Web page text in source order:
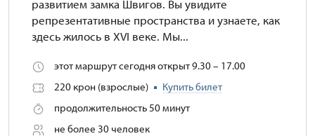
развитием замка Швигов. Вы увидите
репрезентативные пространства и узнаете, как
здесь жилось в XVI веке. Мы...
этот маршрут сегодня открыт 9.30 – 17.00
220 крон (взрослые)
Купить билет
продолжительность 50 минут
не более 30 человек